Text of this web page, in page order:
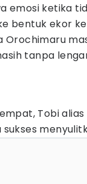
emosi ketika
bentuk ekor
Orochimaru
tanpa
Tobi